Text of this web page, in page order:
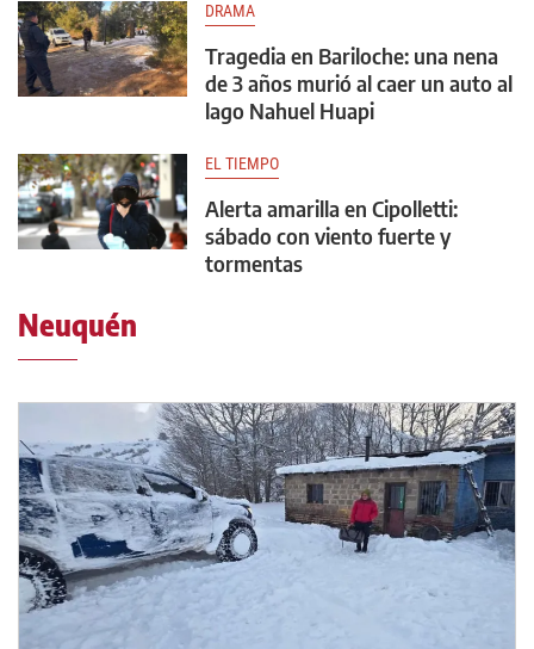
DRAMA
Tragedia en Bariloche: una nena
de 3 años murió al caer un auto al
lago Nahuel Huapi
EL TIEMPO
Alerta amarilla en Cipolletti:
sábado con viento fuerte y
tormentas
Neuquén